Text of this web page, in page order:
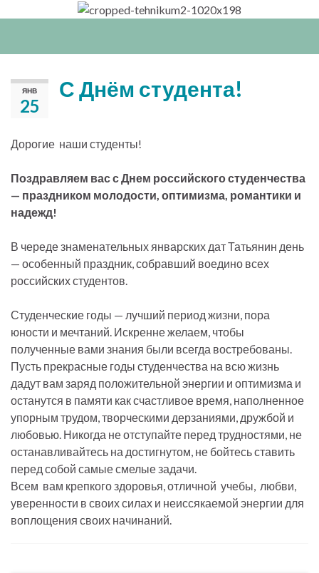
выкл
ЯНВ
25
С Днём студента!
Дорогие наши студенты!
Поздравляем вас с Днем российского студенчества
— праздником молодости, оптимизма, романтики и
надежд!
В череде знаменательных январских дат Татьянин день
— особенный праздник, собравший воедино всех
российских студентов.
Студенческие годы — лучший период жизни, пора
юности и мечтаний. Искренне желаем, чтобы
полученные вами знания были всегда востребованы.
Пусть прекрасные годы студенчества на всю жизнь
дадут вам заряд положительной энергии и оптимизма и
останутся в памяти как счастливое время, наполненное
упорным трудом, творческими дерзаниями, дружбой и
любовью. Никогда не отступайте перед трудностями, не
останавливайтесь на достигнутом, не бойтесь ставить
перед собой самые смелые задачи.
Всем вам крепкого здоровья, отличной учебы, любви,
уверенности в своих силах и неиссякаемой энергии для
воплощения своих начинаний.